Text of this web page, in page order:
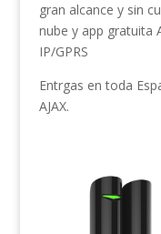
gran alcance y sin
nube y app gratuita
IP/GPRS
Entrgas en toda
AJAX.